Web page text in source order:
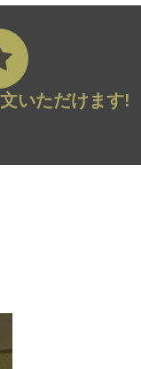
いただけます!